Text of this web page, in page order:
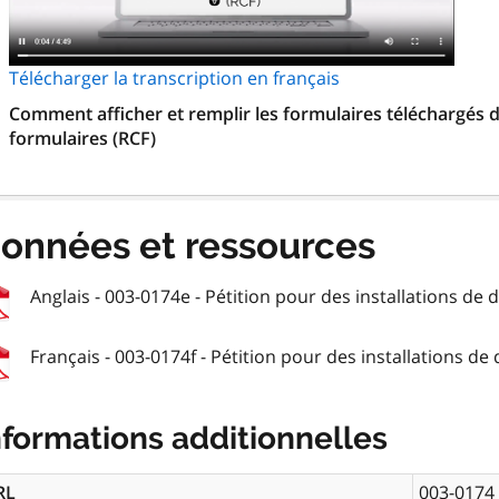
Télécharger la transcription en français
Comment afficher et remplir les formulaires téléchargés
formulaires (RCF)
et ressources
Anglais - 003-0174e - Pétition pour des installations de
Français - 003-0174f - Pétition pour des installations de
additionnelles
003-0174